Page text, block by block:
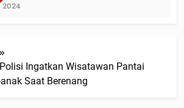
Ingatkan Wisatawan Pantai
Saat Berenang